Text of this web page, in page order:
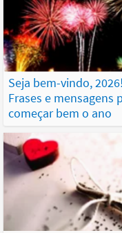
Seja bem-vindo, 2026!
Frases e mensagens
começar bem o ano